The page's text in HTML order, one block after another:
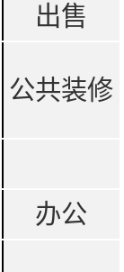
出售
公共装修
办公